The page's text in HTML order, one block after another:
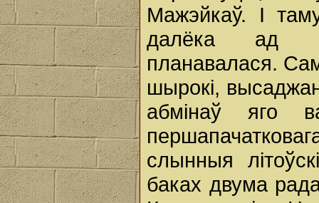
Мажэйкаў. І
далёка ад
планавалася.
шырокі,
абмінаў яго
слынныя
баках двума